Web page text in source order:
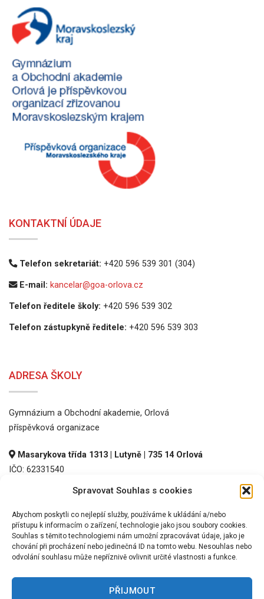
Spravovat Souhlas s cookies
Abychom poskytli co nejlepší služby, používáme k ukládání a/nebo
přístupu k informacím o zařízení, technologie jako jsou soubory cookies.
Souhlas s těmito technologiemi nám umožní zpracovávat údaje, jako je
chování při procházení nebo jedinečná ID na tomto webu. Nesouhlas nebo
odvolání souhlasu může nepříznivě ovlivnit určité vlastnosti a funkce.
PŘIJMOUT
KONTAKTNÍ ÚDAJE
Telefon sekretariát: +420 596 539 301 (304)
E-mail: kancelar@goa-orlova.cz
Telefon ředitele školy: +420 596 539 302
Telefon zástupkyně ředitele: +420 596 539 303
ADRESA ŠKOLY
Gymnázium a Obchodní akademie, Orlová
příspěvková organizace
Masarykova třída 1313 | Lutyně | 735 14 Orlová
IČO: 62331540
©